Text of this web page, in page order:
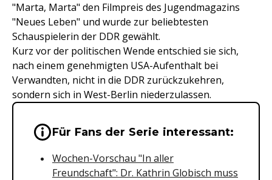
"Marta, Marta" den Filmpreis des Jugendmagazins
"Neues Leben" und wurde zur beliebtesten
Schauspielerin der DDR gewählt.
Kurz vor der politischen Wende entschied sie sich,
nach einem genehmigten USA-Aufenthalt bei
Verwandten, nicht in die DDR zurückzukehren,
sondern sich in West-Berlin niederzulassen.
Wichtige Hinweise &
Für Fans der Serie interessant:
Wochen-Vorschau "In aller
Freundschaft": Dr. Kathrin Globisch muss